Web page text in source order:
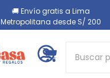
🚚 Envío gratis a Lima
Metropolitana desde S/ 200
🔒 Compra 100% segura
📍 Recojo en almacén el
mismo día
Button 1